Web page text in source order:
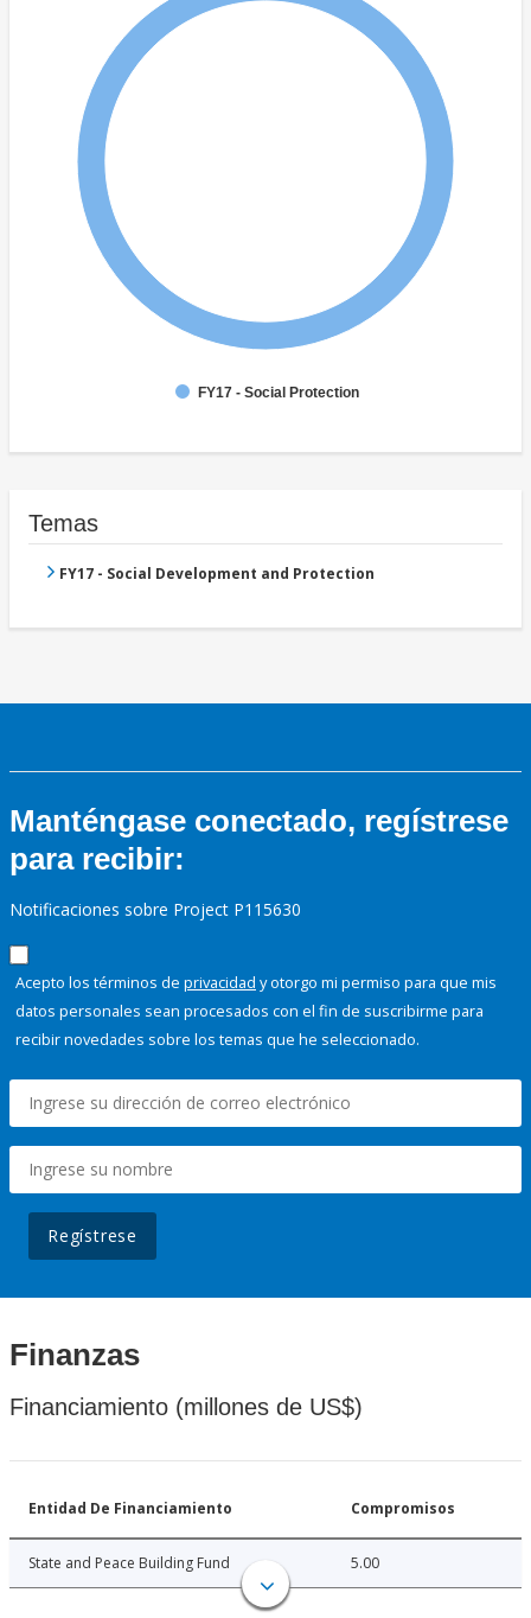
FY17 - Social Protection
Temas
FY17 - Social Development and Protection
Manténgase conectado, regístrese
para recibir:
Notificaciones sobre Project P115630
Acepto los términos de privacidad y otorgo mi permiso para que mis
datos personales sean procesados con el fin de suscribirme para
recibir novedades sobre los temas que he seleccionado.
Regístrese
Finanzas
Financiamiento (millones de US$)
Entidad De Financiamiento Compromisos
State and Peace Building Fund 5.00